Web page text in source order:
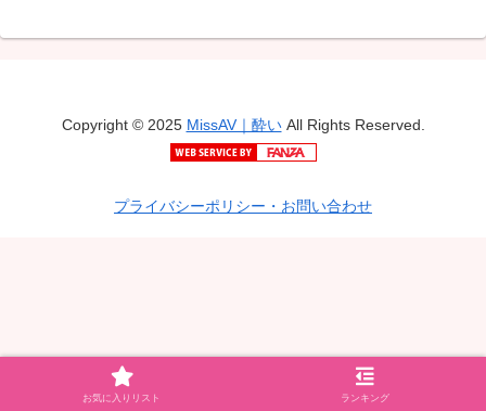
Copyright © 2025 MissAV｜酔いAll Rights Reserved.
プライバシーポリシー・お問い合わせ
お気に入りリスト ランキング